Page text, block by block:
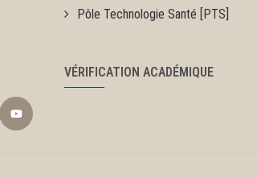
Pôle Technologie Santé [PTS]
VÉRIFICATION ACADÉMIQUE